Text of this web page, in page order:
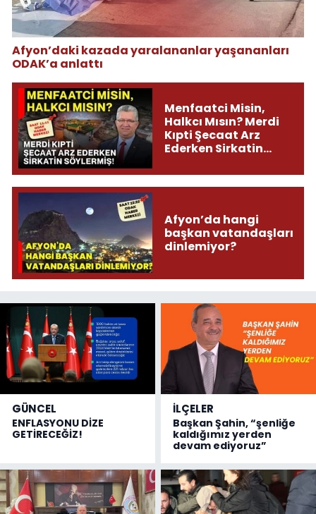
Afyon’daki kazada yaralananlar yaşananları
ODAK’a anlattı
Menfaatci Misin,
Halkcı Mısın? Merdi
Kıpti Şecaat Arz
Ederken Sirkatin
Afyon’da hangi
başkan vatandaşları
dinlemiyor?
GÜNCEL
ENFLASYONU DİZE
GETİRECEĞİZ!
İLÇELER
Başkan Şahin, “şenliğe
kaldığımız yerden
devam ediyoruz”